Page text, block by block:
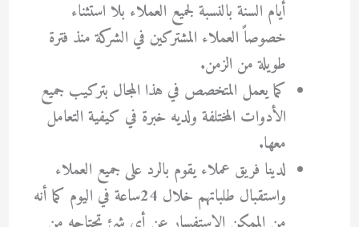
أيام السنة بالنسبة لجميع العملاء بلا استثناء
خصوصاً العملاء المشتركين في الشركة منذ فترة
طويلة من الزمن.
كما يعمل المتخصص في هذا المجال بتركيب جميع
الأدوات المختلفة ولديه خبرة في كيفية التعامل
معها.
لدينا فريق عملاء يقوم بالرد على جميع العملاء
واستقبال طلباتهم خلال 24ساعة في اليوم كما أنه